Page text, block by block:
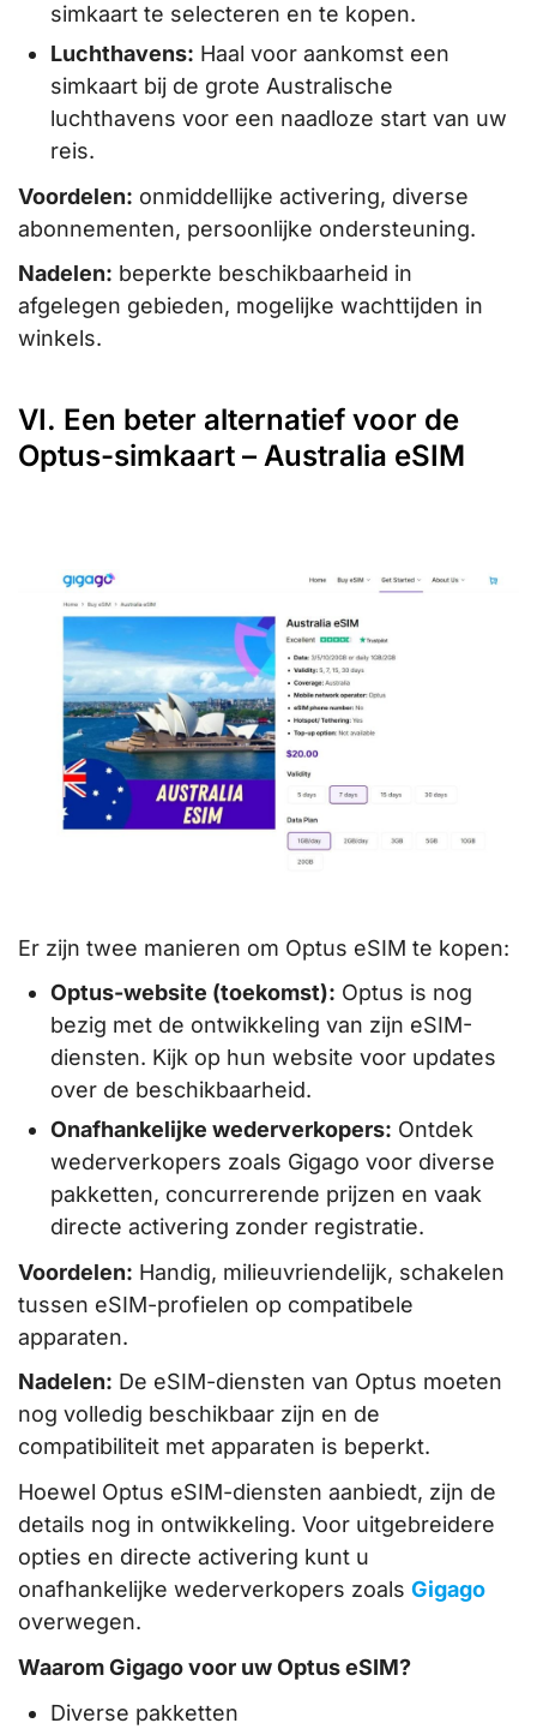
simkaart te selecteren en te kopen.
Luchthavens: Haal voor aankomst een
simkaart bij de grote Australische
luchthavens voor een naadloze start van uw
reis.
Voordelen: onmiddellijke activering, diverse
abonnementen, persoonlijke ondersteuning.
Nadelen: beperkte beschikbaarheid in
afgelegen gebieden, mogelijke wachttijden in
winkels.
VI. Een beter alternatief voor de
Optus-simkaart – Australia eSIM
Er zijn twee manieren om Optus eSIM te kopen:
Optus-website (toekomst): Optus is nog
bezig met de ontwikkeling van zijn eSIM-
diensten. Kijk op hun website voor updates
over de beschikbaarheid.
Onafhankelijke wederverkopers: Ontdek
wederverkopers zoals Gigago voor diverse
pakketten, concurrerende prijzen en vaak
directe activering zonder registratie.
Voordelen: Handig, milieuvriendelijk, schakelen
tussen eSIM-profielen op compatibele
apparaten.
Nadelen: De eSIM-diensten van Optus moeten
nog volledig beschikbaar zijn en de
compatibiliteit met apparaten is beperkt.
Hoewel Optus eSIM-diensten aanbiedt, zijn de
details nog in ontwikkeling. Voor uitgebreidere
opties en directe activering kunt u
onafhankelijke wederverkopers zoals Gigago
overwegen.
Waarom Gigago voor uw Optus eSIM?
Diverse pakketten